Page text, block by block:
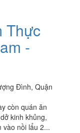
Thực
-
Đình, Quận
còn quán ăn
kinh khủng,
vào nồi lẩu 2...